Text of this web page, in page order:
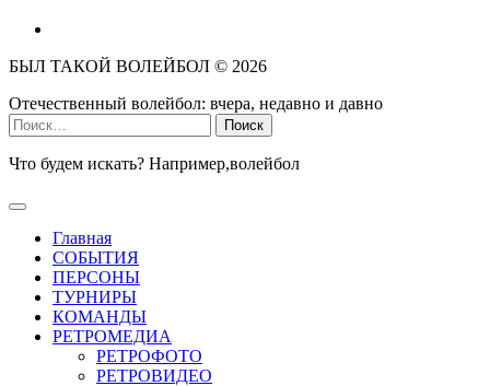
БЫЛ ТАКОЙ ВОЛЕЙБОЛ © 2026
Отечественный волейбол: вчера, недавно и давно
Найти:
Что будем искать? Например,волейбол
Главная
СОБЫТИЯ
ПЕРСОНЫ
ТУРНИРЫ
КОМАНДЫ
РЕТРОМЕДИА
РЕТРОФОТО
РЕТРОВИДЕО